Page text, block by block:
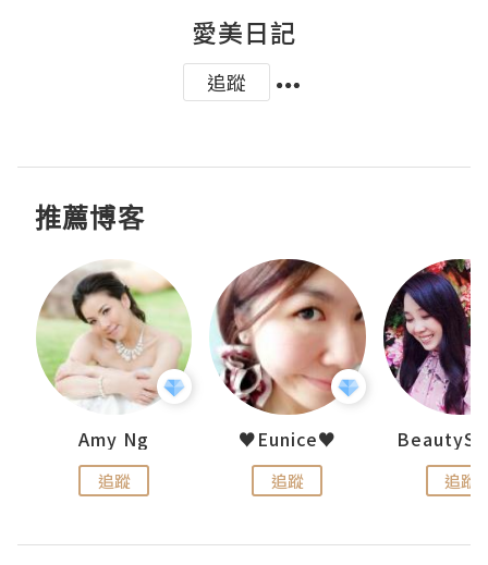
愛美日記
追蹤
推薦博客
Amy Ng
追蹤
♥Eunice♥
追蹤 追蹤